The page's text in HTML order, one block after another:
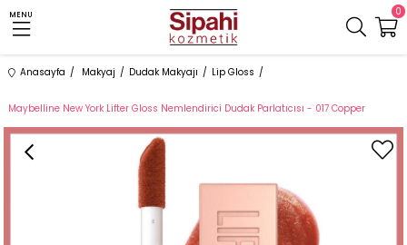
MENU 0
Anasayfa Makyaj Dudak Makyajı Lip Gloss
Maybelline New York Lifter Gloss Nemlendirici Dudak Parlatıcısı - 017 Copper